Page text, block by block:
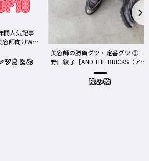
美容師の勝負グツ・定番グツ ③－
野口綾子［AND THE BRICKS（アン
ドザブリックス）／神奈川県鎌倉